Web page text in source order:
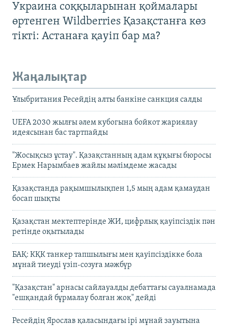
Украина соққыларынан қоймалары
өртенген Wildberries Қазақстанға көз
тікті: Астанаға қауіп бар ма?
Жаңалықтар
Ұлыбритания Ресейдің алты банкіне санкция салды
UEFA 2030 жылғы әлем кубогына бойкот жариялау
идеясынан бас тартпайды
"Жосықсыз ұстау". Қазақстанның адам құқығы бюросы
Ермек Нарымбаев жайлы мәлімдеме жасады
Қазақстанда рақымшылықпен 1,5 мың адам қамаудан
босап шықты
Қазақстан мектептерінде ЖИ, цифрлық қауіпсіздік пән
ретінде оқытылады
БАҚ: КҚК танкер тапшылығы мен қауіпсіздікке бола
мұнай тиеуді үзіп-созуға мәжбүр
"Қазақстан" арнасы сайлауалды дебаттағы сауалнамада
"ешқандай бұрмалау болған жоқ" дейді
Ресейдің Ярослав қаласындағы ірі мұнай зауытына